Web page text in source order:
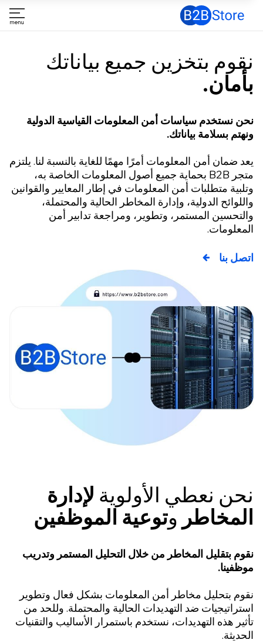
بتخزين جميع بياناتك
نستخدم سياسات أمن المعلومات القياسية الدولية
بسلامة بياناتك.
ضمان أمن المعلومات أمرًا مهمًا للغاية بالنسبة لنا. يلتزم
متجر B2B بحماية جميع أصول المعلومات الخاصة به،
متطلبات أمن المعلومات في إطار المعايير والقوانين
الدولية، وإدارة المخاطر الحالية والمحتملة،
المستمر، وتطوير، ومراجعة تدابير أمن
بنا
نعطي الأولويةلإدارة
و توعية الموظفين
بتقليل المخاطر من خلال التحليل المستمر وتدريب
بتحليل مخاطر أمن المعلومات بشكل فعال وتطوير
ضد التهديدات الحالية والمحتملة. وللحد من
هذه التهديدات، نستخدم باستمرار الأساليب والتقنيات